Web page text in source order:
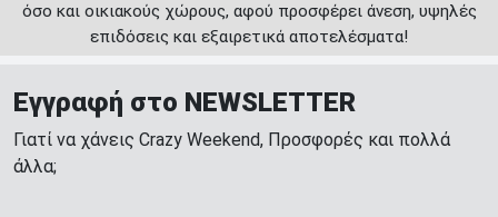
όσο και οικιακούς χώρους, αφού προσφέρει άνεση, υψηλές
επιδόσεις και εξαιρετικά αποτελέσματα!
Εγγραφή στο NEWSLETTER
Γιατί να χάνεις Crazy Weekend, Προσφορές και πολλά
άλλα;